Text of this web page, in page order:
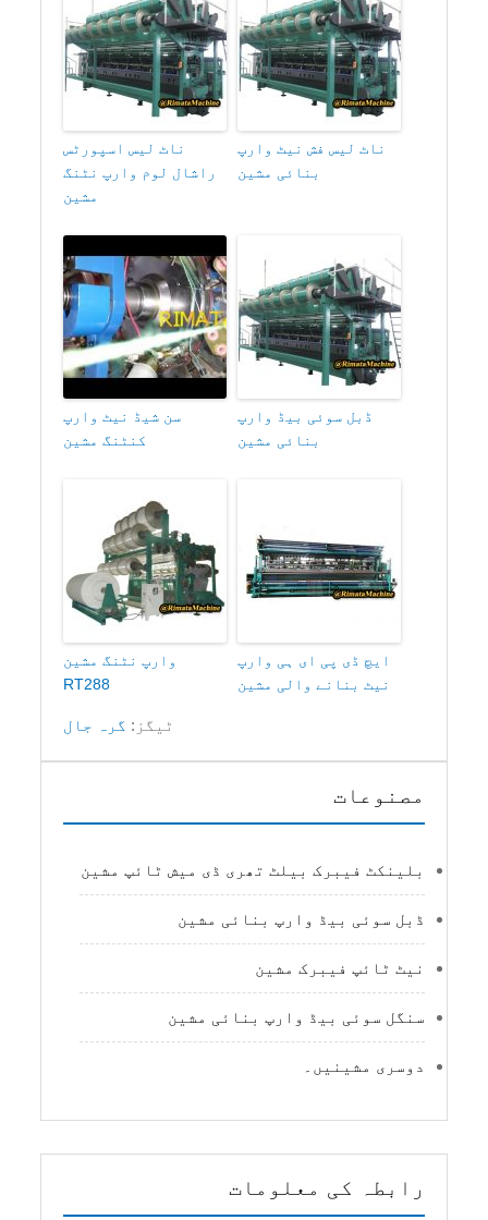
ناٹ لیس فش نیٹ وارپ
بنائی مشین
ناٹ لیس اسپورٹس
راشال لوم وارپ نٹنگ
مشین
ڈبل سوئی بیڈ وارپ
بنائی مشین
سن شیڈ نیٹ وارپ
کنٹنگ مشین
ایچ ڈی پی ای ہی وارپ
نیٹ بنانے والی مشین
وارپ نٹنگ مشین
RT288
ٹیگز: گرہ جال
مصنوعات
بلینکٹ فیبرک بیلٹ تھری ڈی میش ٹائپ مشین
ڈبل سوئی بیڈ وارپ بنائی مشین
نیٹ ٹائپ فیبرک مشین
سنگل سوئی بیڈ وارپ بنائی مشین
دوسری مشینیں۔
رابطہ کی معلومات